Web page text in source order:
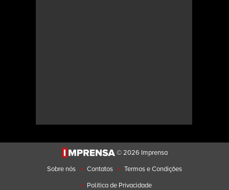
© 2026 Imprensa
Sobre nós
• Contatos • Termos e Condições
• Politica de Privacidade